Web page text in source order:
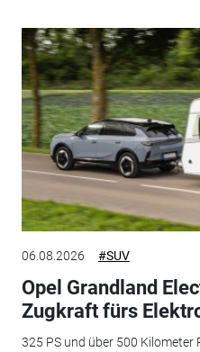
06.08.2026 #SUV
Opel Grandland
Zugkraft fürs
325 PS und über 500 Kilometer